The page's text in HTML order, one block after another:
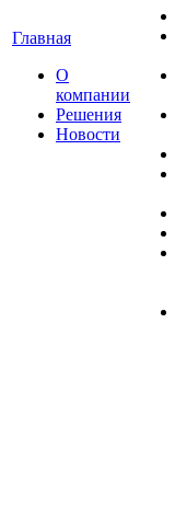
Главная
О
компании
Решения
Новости